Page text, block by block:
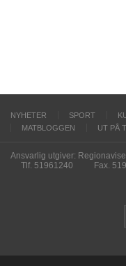
NYHETER SPORT
MATBLOGGEN
UT PÅ
Ansvarlig utgiver:
Tlf. 51961240
Fax.